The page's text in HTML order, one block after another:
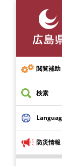
先
頭
で
す
閲覧補助
検索
防災情報